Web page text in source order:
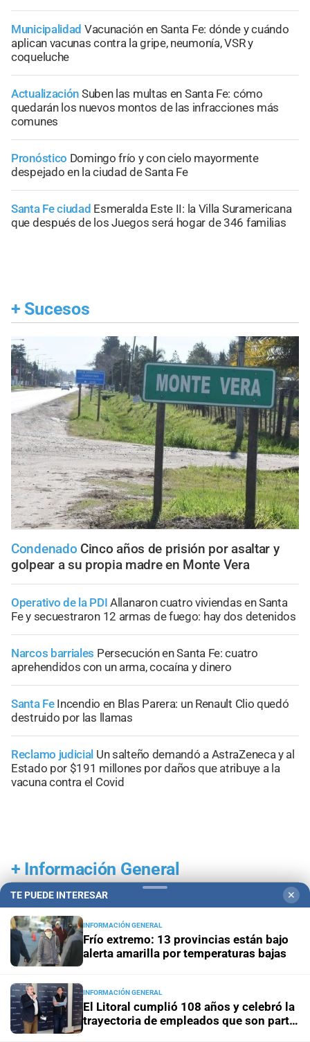
Municipalidad Vacunación en Santa Fe: dónde y cuándo
aplican vacunas contra la gripe, neumonía, VSR y
coqueluche
Actualización Suben las multas en Santa Fe: cómo
quedarán los nuevos montos de las infracciones más
comunes
Pronóstico Domingo frío y con cielo mayormente
despejado en la ciudad de Santa Fe
Santa Fe ciudad Esmeralda Este II: la Villa Suramericana
que después de los Juegos será hogar de 346 familias
+ Sucesos
Condenado Cinco años de prisión por asaltar y
golpear a su propia madre en Monte Vera
Operativo de la PDI Allanaron cuatro viviendas en Santa
Fe y secuestraron 12 armas de fuego: hay dos detenidos
Narcos barriales Persecución en Santa Fe: cuatro
aprehendidos con un arma, cocaína y dinero
Santa Fe Incendio en Blas Parera: un Renault Clio quedó
destruido por las llamas
Reclamo judicial Un salteño demandó a AstraZeneca y al
Estado por $191 millones por daños que atribuye a la
vacuna contra el Covid
+ Información General
TE PUEDE INTERESAR ✕
INFORMACIÓN GENERAL
Frío extremo: 13 provincias están bajo
alerta amarilla por temperaturas bajas
INFORMACIÓN GENERAL
El Litoral cumplió 108 años y celebró la
trayectoria de empleados que son parte